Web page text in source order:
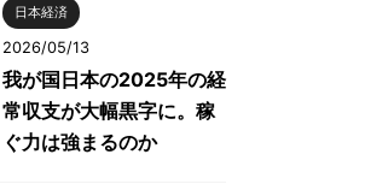
日本経済
2026/05/13
我が国日本の2025年の経
常収支が大幅黒字に。稼
ぐ力は強まるのか